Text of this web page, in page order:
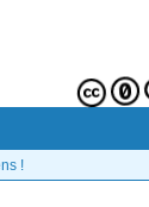
!